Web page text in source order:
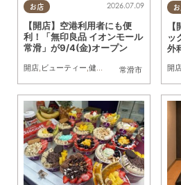
お店
常滑市
2026.07.09
【開店】空港利用者にも便
利！「無印良品 イオンモール
常滑」が9/4(金)オープン
開店 ビューティー 健康 住まい,専門店 雑貨,
ッ
外
開